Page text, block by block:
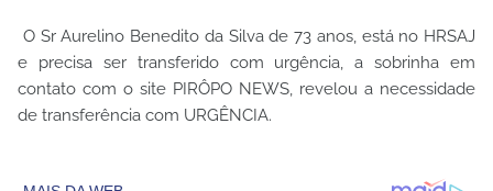
O Sr Aurelino Benedito da Silva de 73 anos, está no HRSAJ
e precisa ser transferido com urgência, a sobrinha em
contato com o site PIRÔPO NEWS, revelou a necessidade
de transferência com URGÊNCIA.